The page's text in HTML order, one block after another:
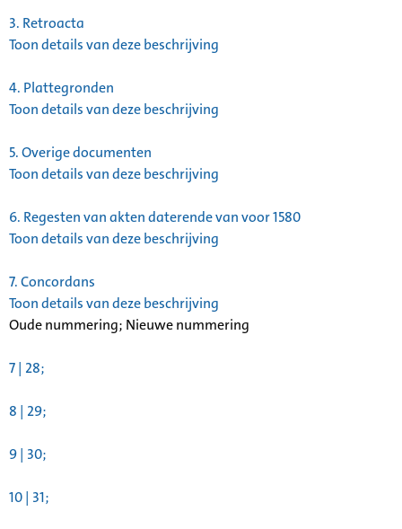
3. Retroacta
Toon details van deze beschrijving
4. Plattegronden
Toon details van deze beschrijving
5.Overige documenten
Toon details van deze beschrijving
6. Regesten van akten daterende van voor 1580
Toon details van deze beschrijving
7.Concordans
Toon details van deze beschrijving
Oude nummering; Nieuwe nummering
7 | 28;
8 | 29;
9 | 30;
10 | 31;